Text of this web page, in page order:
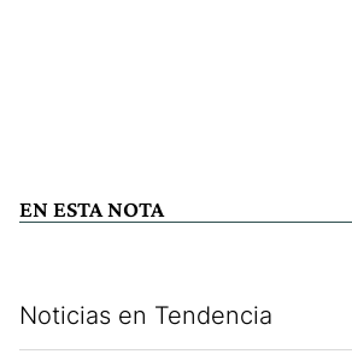
EN ESTA NOTA
Noticias en Tendencia